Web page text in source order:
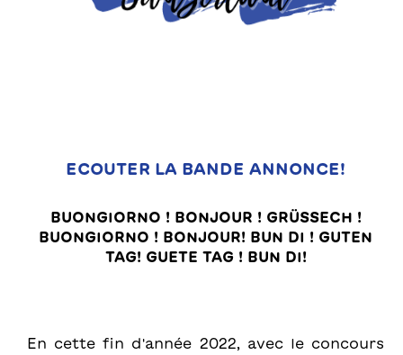
ECOUTER LA BANDE ANNONCE!
BUONGIORNO ! BONJOUR ! GRÜSSECH !
BUONGIORNO ! BONJOUR! BUN DI ! GUTEN
TAG! GUETE TAG ! BUN DI!
En cette fin d'année 2022, avec le concours